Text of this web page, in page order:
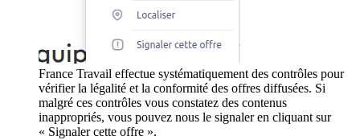
France Travail effectue systématiquement des contrôles pour
vérifier la légalité et la conformité des offres diffusées. Si
malgré ces contrôles vous constatez des contenus
inappropriés, vous pouvez nous le signaler en cliquant sur
« Signaler cette offre ».